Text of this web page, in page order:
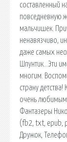
составленный
повседневную
мальчишек.
ненавязчиво,
даже самых
Шпунтик…Эти
многим.
страну
очень
Фантазеры
(fb2, txt, epub,
Дружок,